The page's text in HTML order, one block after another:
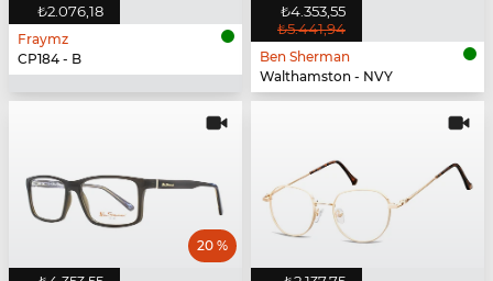
₺2.076,18
Fraymz
CP184 - B
₺4.353,55
₺5.441,94
Ben Sherman
Walthamston - NVY
20 %